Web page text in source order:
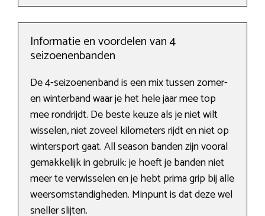
Informatie en voordelen van 4
seizoenenbanden
De 4-seizoenenband is een mix tussen zomer-
en winterband waar je het hele jaar mee top
mee rondrijdt. De beste keuze als je niet wilt
wisselen, niet zoveel kilometers rijdt en niet op
wintersport gaat. All season banden zijn vooral
gemakkelijk in gebruik: je hoeft je banden niet
meer te verwisselen en je hebt prima grip bij alle
weersomstandigheden. Minpunt is dat deze wel
sneller slijten.